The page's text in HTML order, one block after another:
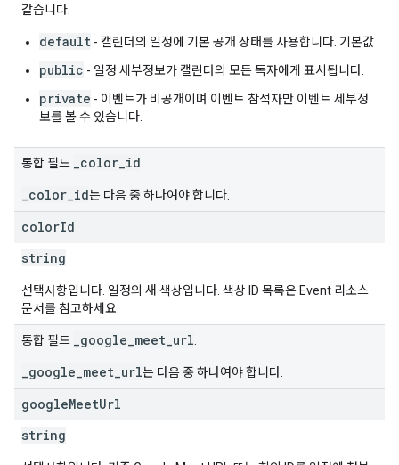
같습니다.
default - 캘린더의 일정에 기본 공개 상태를 사용합니다. 기본값
public - 일정 세부정보가 캘린더의 모든 독자에게 표시됩니다.
private - 이벤트가 비공개이며 이벤트 참석자만 이벤트 세부정
보를 볼 수 있습니다.
통합 필드 _color_id
_color_id는 다음 중 하나여야 합니다.
colorId
string
선택사항입니다. 일정의 새 색상입니다. 색상 ID 목록은 Event 리소스
문서를 참고하세요.
통합 필드 _google_meet_url
_google_meet_url는 다음 중 하나여야 합니다.
googleMeetUrl
string